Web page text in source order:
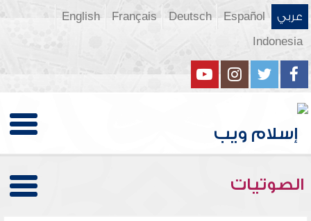
عربي Español
Deutsch
Français
English
Indonesia
الصوتيات